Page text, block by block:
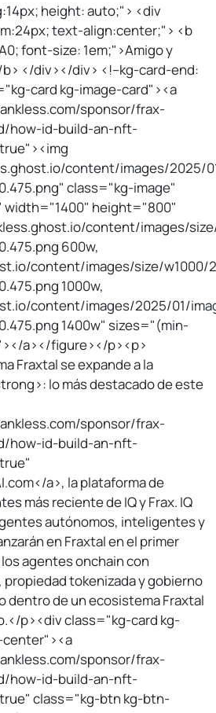
height: auto;"> <div
text-align:center;"> <b
font-size: 1em;">Amigo y
</div></div> <!--kg-card-end:
card kg-image-card"><a
sponsor/frax-
how-id-build-an-nft-
content/images/2025/
class="kg-image"
height="800"
content/images/
600w,
content/images/size/w1000/
1000w,
content/images/2025/01/
1400w" sizes="(min-
a></figure></p><p>
Fraxtal se expande a la
lo más destacado de este
sponsor/frax-
how-id-build-an-nft-
a>, la plataforma de
más reciente de IQ y Frax. IQ
autónomos, inteligentes y
en Fraxtal en el primer
agentes onchain con
tokenizada y gobierno
dentro de un ecosistema Fraxtal
p><div class="kg-card kg-
sponsor/frax-
how-id-build-an-nft-
class="kg-btn kg-btn-